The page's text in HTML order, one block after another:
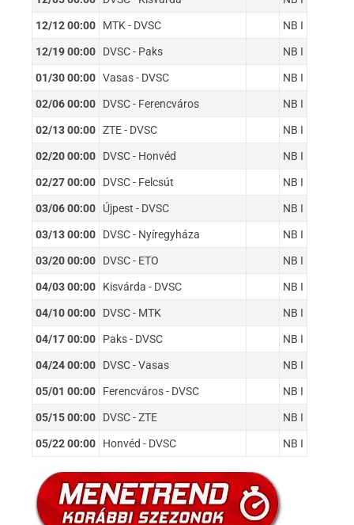
12/12 00:00 MTK - DVSC NB I
12/19 00:00 DVSC - Paks NB I
01/30 00:00 Vasas - DVSC NB I
02/06 00:00 DVSC - Ferencváros NB I
02/13 00:00 ZTE - DVSC NB I
02/20 00:00 DVSC - Honvéd NB I
02/27 00:00 DVSC - Felcsút NB I
03/06 00:00 Újpest - DVSC NB I
03/13 00:00 DVSC - Nyíregyháza NB I
03/20 00:00 DVSC - ETO NB I
04/03 00:00 Kisvárda - DVSC NB I
04/10 00:00 DVSC - MTK NB I
04/17 00:00 Paks - DVSC NB I
04/24 00:00 DVSC - Vasas NB I
05/01 00:00 Ferencváros - DVSC NB I
05/15 00:00 DVSC - ZTE NB I
05/22 00:00 Honvéd - DVSC NB I